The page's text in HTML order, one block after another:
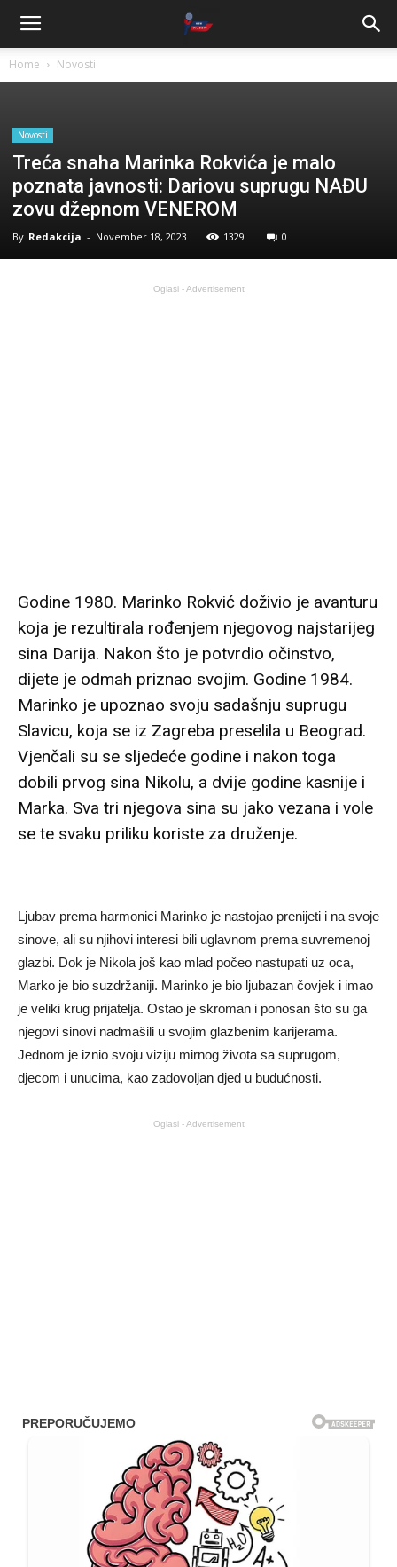
Home Novosti
Novosti
Treća snaha Marinka Rokvića je malo
poznata javnosti: Dariovu suprugu NAĐU
zovu džepnom VENEROM
By Redakcija - November 18, 2023 1329 0
Oglasi - Advertisement
Godine 1980. Marinko Rokvić doživio je avanturu
koja je rezultirala rođenjem njegovog najstarijeg
sina Darija. Nakon što je potvrdio očinstvo,
dijete je odmah priznao svojim. Godine 1984.
Marinko je upoznao svoju sadašnju suprugu
Slavicu, koja se iz Zagreba preselila u Beograd.
Vjenčali su se sljedeće godine i nakon toga
dobili prvog sina Nikolu, a dvije godine kasnije i
Marka. Sva tri njegova sina su jako vezana i vole
se te svaku priliku koriste za druženje.
Ljubav prema harmonici Marinko je nastojao prenijeti i na svoje
sinove, ali su njihovi interesi bili uglavnom prema suvremenoj
glazbi. Dok je Nikola još kao mlad počeo nastupati uz oca,
Marko je bio suzdržaniji. Marinko je bio ljubazan čovjek i imao
je veliki krug prijatelja. Ostao je skroman i ponosan što su ga
njegovi sinovi nadmašili u svojim glazbenim karijerama.
Jednom je iznio svoju viziju mirnog života sa suprugom,
djecom i unucima, kao zadovoljan djed u budućnosti.
Oglasi - Advertisement